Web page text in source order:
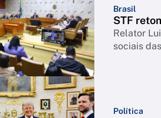
Brasil
STF
Relator
sociais
Política